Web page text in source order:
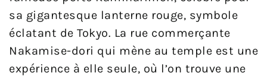
sa gigantesque lanterne rouge, symbole
éclatant de Tokyo. La rue commerçante
Nakamise-dori qui mène au temple est une
expérience à elle seule, où l’on trouve une